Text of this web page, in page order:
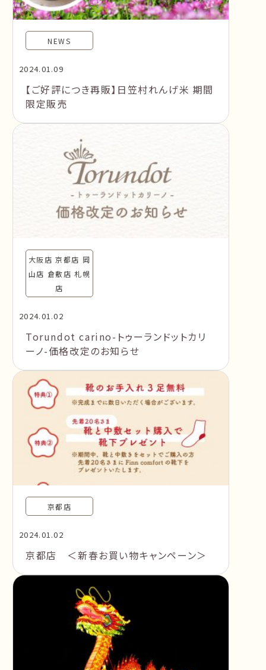
NEWS
2024.01.09
【ご好評につき再販】日笠村れんげ米 期間
限定販売
大阪店 京都店 岡
山店 倉敷店 札幌
店
2024.01.02
Torundot carino-トゥーランドットカリ
ーノ-価格改定のお知らせ
京都店
2024.01.02
京都店 ＜新春お買い物キャンペーン＞